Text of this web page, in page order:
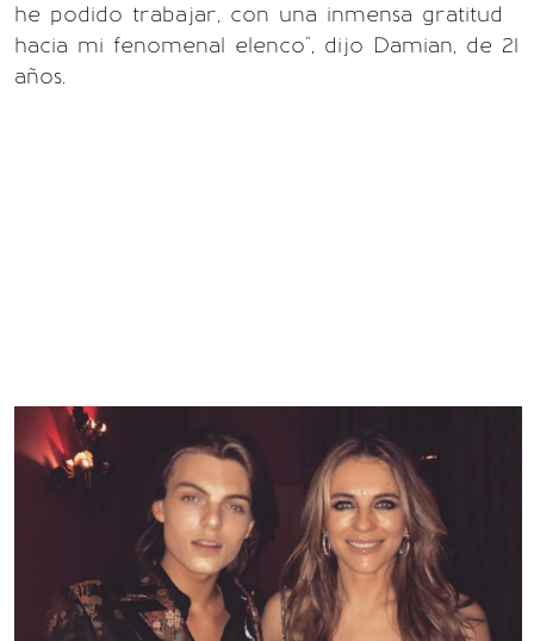
he podido trabajar, con una inmensa gratitud
hacia mi fenomenal elenco", dijo Damian, de 21
años.